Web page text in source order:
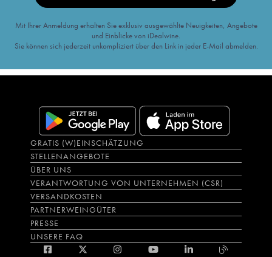
Mit Ihrer Anmeldung erhalten Sie exklusiv ausgewählte Neuigkeiten, Angebote
und Einblicke von iDealwine.
Sie können sich jederzeit unkompliziert über den Link in jeder E-Mail abmelden.
GRATIS (W)EINSCHÄTZUNG
STELLENANGEBOTE
ÜBER UNS
VERANTWORTUNG VON UNTERNEHMEN (CSR)
VERSANDKOSTEN
PARTNERWEINGÜTER
PRESSE
UNSERE FAQ